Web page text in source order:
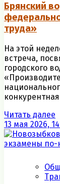
Брянский
труда»
На этой
встреча,
городского
Читать далее
13 мая 2026,